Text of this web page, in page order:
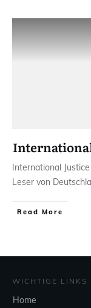
International
Leser von
Read More
WICHTIGE LINKS
Home